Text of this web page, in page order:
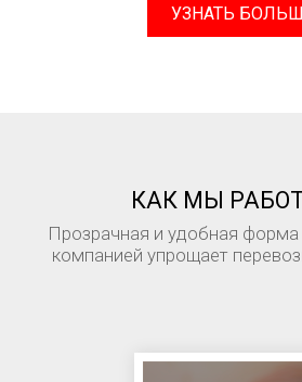
УЗНАТЬ
КАК МЫ
Прозрачная и удобная
компанией упрощает